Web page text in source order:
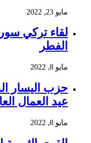
مايو 23, 2022
لقاء تركي
الفطر
مايو 8, 2022
حزب اليسار
عيد العمال
مايو 8, 2022